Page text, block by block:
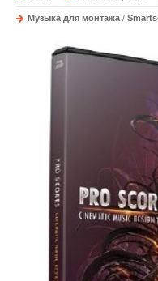
Музыка для монтажа /